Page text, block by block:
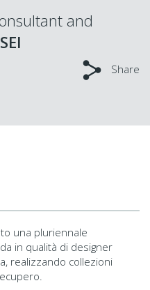
and
Share
una pluriennale
in qualità di designer
realizzando collezioni